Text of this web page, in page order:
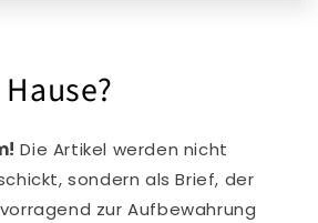
Die Artikel werden nicht
sondern als Brief, der
zur Aufbewahrung